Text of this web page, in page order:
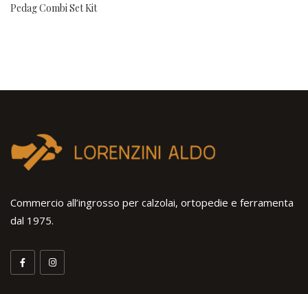
Pedag Combi Set Kit
Commercio all’ingrosso per calzolai, ortopedie e ferramenta
dal 1975.